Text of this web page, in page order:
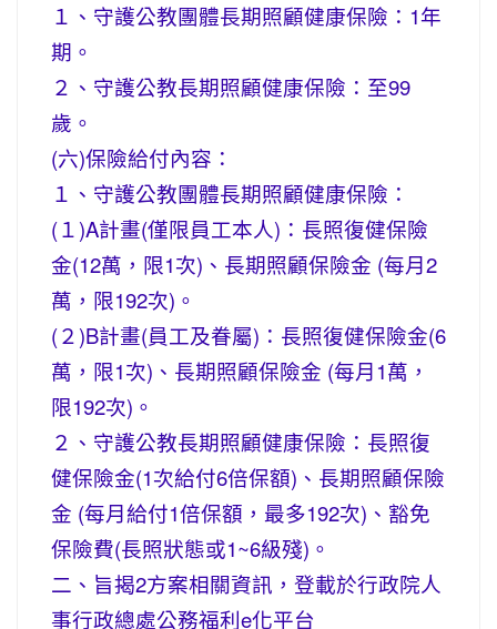
１、守護公教團體長期照顧健康保險：1年
期。
２、守護公教長期照顧健康保險：至99
歲。
(六)保險給付內容：
１、守護公教團體長期照顧健康保險：
(１)A計畫(僅限員工本人)：長照復健保險
金(12萬，限1次)、長期照顧保險金 (每月2
萬，限192次)。
(２)B計畫(員工及眷屬)：長照復健保險金(6
萬，限1次)、長期照顧保險金 (每月1萬，
限192次)。
２、守護公教長期照顧健康保險：長照復
健保險金(1次給付6倍保額)、長期照顧保險
金 (每月給付1倍保額，最多192次)、豁免
保險費(長照狀態或1~6級殘)。
二、旨揭2方案相關資訊，登載於行政院人
事行政總處公務福利e化平台